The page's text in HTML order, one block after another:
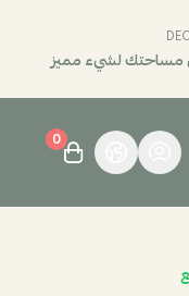
لشيء مميز
0